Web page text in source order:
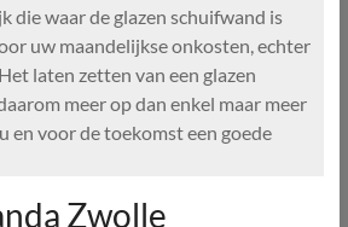
die waar de glazen schuifwand is
uw maandelijkse onkosten, echter
laten zetten van een glazen
meer op dan enkel maar meer
en voor de toekomst een goede
Zwolle